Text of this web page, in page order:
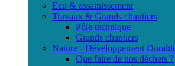
Eau & assainissement
Travaux & Grands chantiers
Pôle technique
Grands chantiers
Nature - Développement
Que faire de nos déchets ?